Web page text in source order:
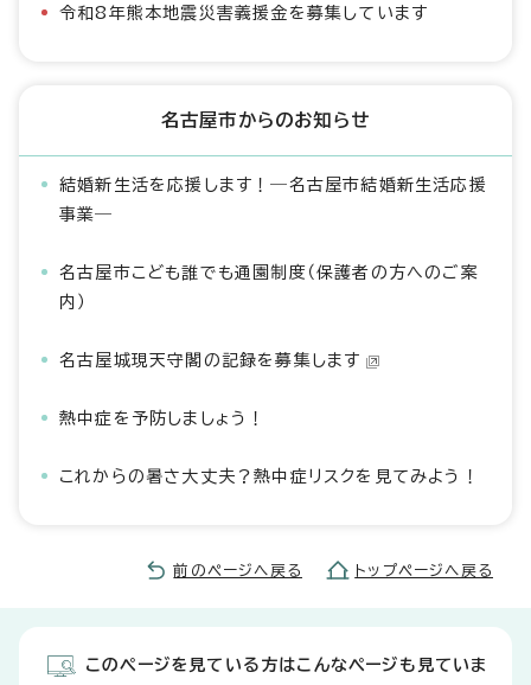
令和8年熊本地震災害義援金を募集しています
名古屋市からのお知らせ
結婚新生活を応援します！―名古屋市結婚新生活応援
事業―
名古屋市こども誰でも通園制度（保護者の方へのご案
内）
名古屋城現天守閣の記録を募集します
熱中症を予防しましょう！
これからの暑さ大丈夫？熱中症リスクを見てみよう！
前のページへ戻る トップページへ戻る
このページを見ている方はこんなページも見ていま